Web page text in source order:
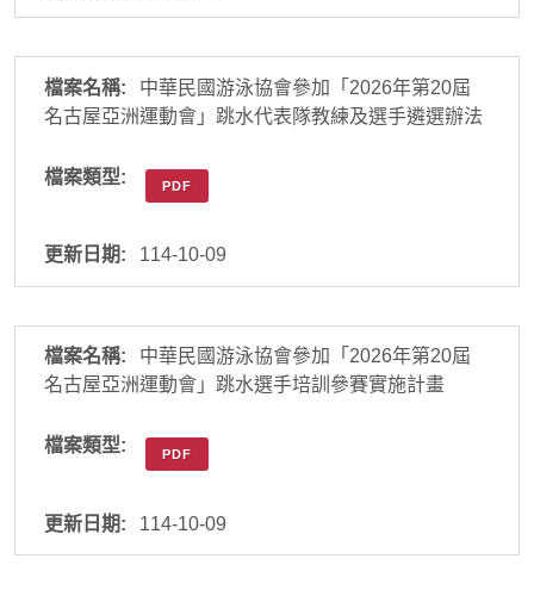
中華民國游泳協會參加「2026年第20屆
名古屋亞洲運動會」跳水代表隊教練及選手遴選辦法
PDF
114-10-09
中華民國游泳協會參加「2026年第20屆
名古屋亞洲運動會」跳水選手培訓參賽實施計畫
PDF
114-10-09